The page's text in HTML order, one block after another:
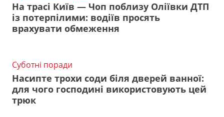
На трасі Київ — Чоп поблизу Оліївки ДТП
із потерпілими: водіїв просять
врахувати обмеження
Суботні поради
Насипте трохи соди біля дверей ванної:
для чого господині використовують цей
трюк